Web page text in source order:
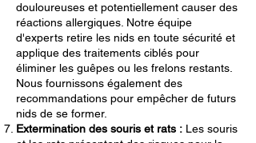
douloureuses et potentiellement causer des
réactions allergiques. Notre équipe
d'experts retire les nids en toute sécurité et
applique des traitements ciblés pour
éliminer les guêpes ou les frelons restants.
Nous fournissons également des
recommandations pour empêcher de futurs
nids de se former.
Extermination des souris et rats : Les souris